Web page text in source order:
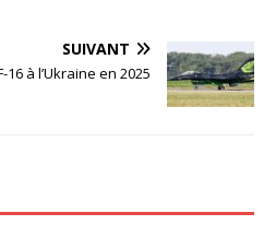
SUIVANT
à l’Ukraine en 2025